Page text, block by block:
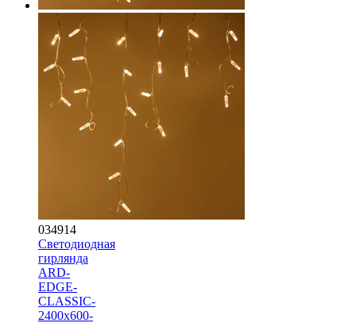
034914
Светодиодная
гирлянда
ARD-
EDGE-
CLASSIC-
2400x600-